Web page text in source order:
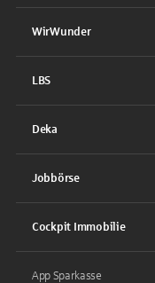
WirWunder
LBS
Deka
Jobbörse
Cockpit Immobilie
App Sparkasse